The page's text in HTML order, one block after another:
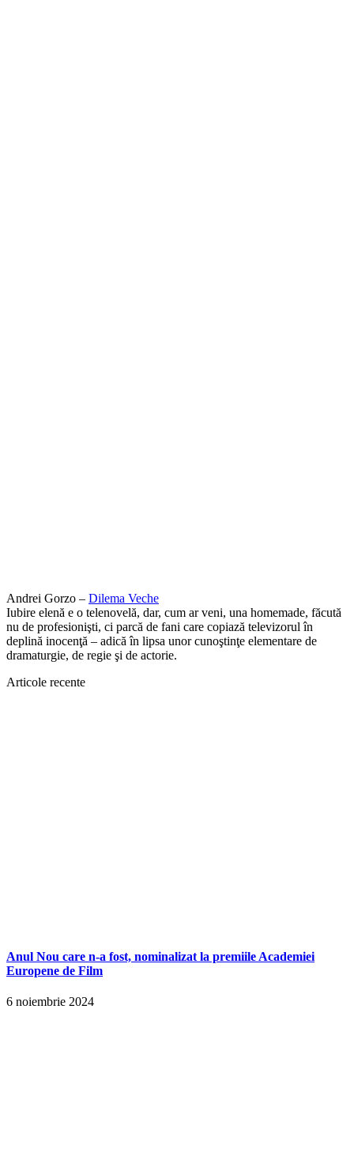
Andrei Gorzo – Dilema Veche
Iubire elenă e o telenovelă, dar, cum ar veni, una homemade, făcută
nu de profesionişti, ci parcă de fani care copiază televizorul în
deplină inocenţă – adică în lipsa unor cunoştinţe elementare de
dramaturgie, de regie şi de actorie.
Articole recente
Anul Nou care n-a fost, nominalizat la premiile Academiei
Europene de Film
6 noiembrie 2024